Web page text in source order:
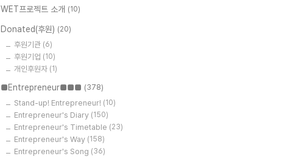
WET프로젝트 소개 (10)
Donated(후원) (20)
후원기관 (6)
후원기업 (10)
개인후원자 (1)
■Entrepreneur■■■ (378)
Stand-up! Entrepreneur! (10)
Entrepreneur's Diary (150)
Entrepreneur's Timetable (23)
Entrepreneur's Way (158)
Entrepreneur's Song (36)